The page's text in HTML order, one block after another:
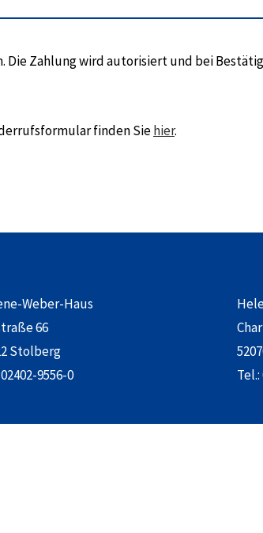
Die Zahlung wird autorisiert und bei
finden Siehier.
Weber-Haus
66
Stolberg
02402-9556-0
Tel.: